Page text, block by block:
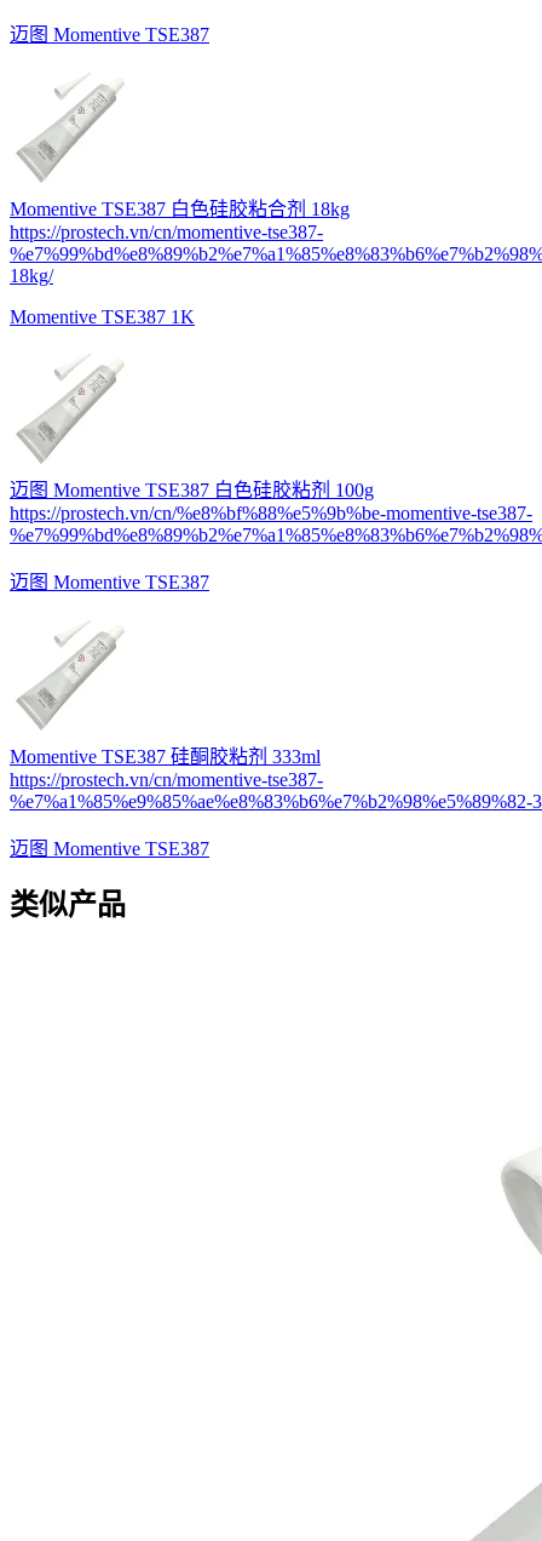
迈图 Momentive TSE387
Momentive TSE387 白色硅胶粘合剂 18kg
https://prostech.vn/cn/momentive-tse387-
18kg/
Momentive TSE387 1K
迈图 Momentive TSE387 白色硅胶粘剂 100g
https://prostech.vn/cn/%e8%bf%88%e5%9b%be-momentive-tse387-
迈图 Momentive TSE387
Momentive TSE387 硅酮胶粘剂 333ml
https://prostech.vn/cn/momentive-tse387-
%e7%a1%85%e9%85%ae%e8%83%b6%e7%b2%98%e5%89%82-
迈图 Momentive TSE387
类似产品